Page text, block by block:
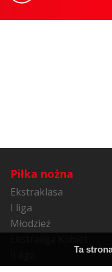
Piłka nożna
Ekstraklasa
I liga
Młodzież
Ta